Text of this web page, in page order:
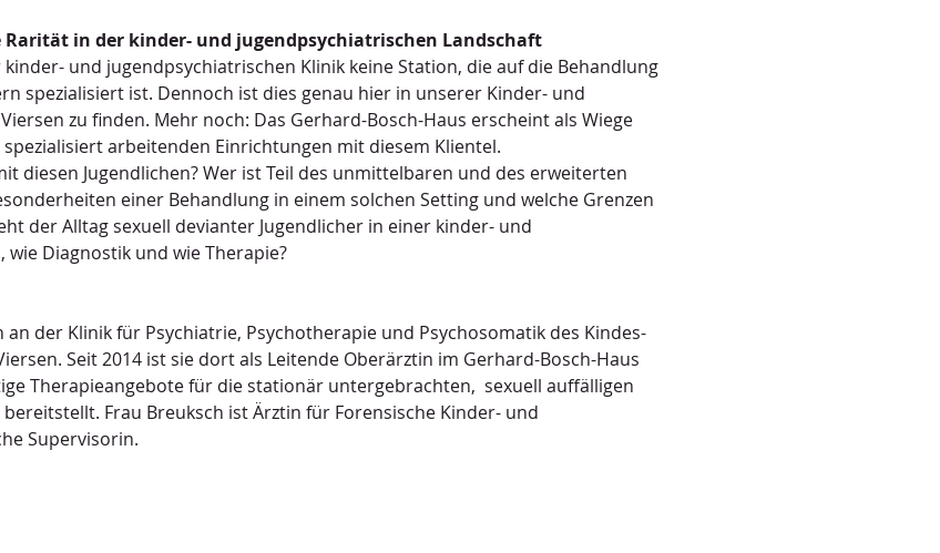
Rarität in der kinder- und jugendpsychiatrischen Landschaft
und jugendpsychiatrischen Klinik keine Station, die auf die Behandlung
spezialisiert ist. Dennoch ist dies genau hier in unserer Kinder- und
zu finden. Mehr noch: Das Gerhard-Bosch-Haus erscheint als Wiege
arbeitenden Einrichtungen mit diesem Klientel.
diesen Jugendlichen? Wer ist Teil des unmittelbaren und des erweiterten
einer Behandlung in einem solchen Setting und welche Grenzen
der Alltag sexuell devianter Jugendlicher in einer kinder- und
Diagnostik und wie Therapie?
an der Klinik für Psychiatrie, Psychotherapie und Psychosomatik des Kindes-
Seit 2014 ist sie dort als Leitende Oberärztin im Gerhard-Bosch-Haus
Therapieangebote für die stationär untergebrachten,  sexuell auffälligen
bereitstellt. Frau Breuksch ist Ärztin für Forensische Kinder- und
Supervisorin.